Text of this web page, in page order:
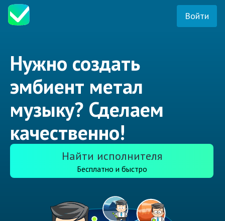
Войти
Нужно создать
эмбиент метал
музыку? Сделаем
качественно!
Найти исполнителя
Бесплатно и быстро